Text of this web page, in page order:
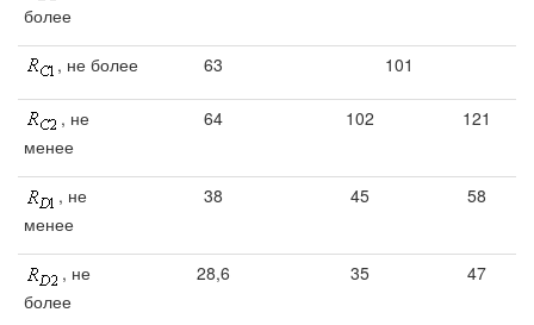
более
, не более 63 101
, не
менее
64 102 121
, не
менее
38 45 58
, не
более
28,6 35 47